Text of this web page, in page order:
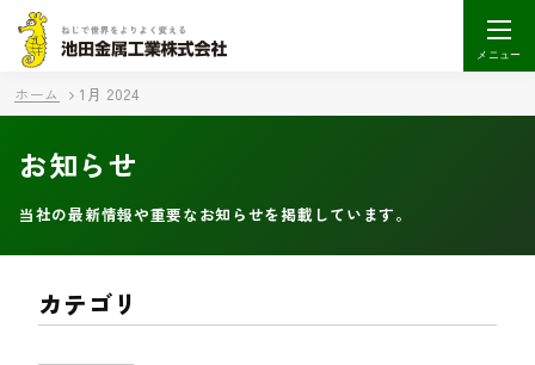
メニュー
ホーム 1月 2024
お知らせ
当社の最新情報や重要なお知らせを掲載しています。
カテゴリ